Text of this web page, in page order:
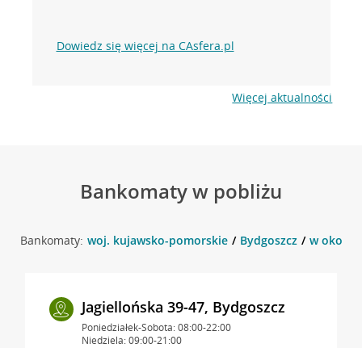
Dowiedz się więcej na CAsfera.pl
Więcej aktualności
Bankomaty w pobliżu
Bankomaty: woj. kujawsko-pomorskie Bydgoszcz w okolicy
Jagiellońska 39-47, Bydgoszcz
Poniedziałek-Sobota: 08:00-22:00
Niedziela: 09:00-21:00